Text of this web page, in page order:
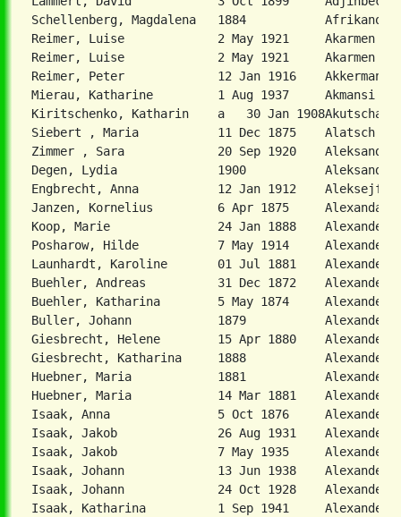
Schellenberg, Magdalena   1884
Reimer, Luise             2 May 1921     Akarmen
Reimer, Luise             2 May 1921     Akarmen
Reimer, Peter             12 Jan 1916
Mierau, Katharine         1 Aug 1937     Akmansi
Kiritschenko, Katharin    a   30 Jan
Siebert , Maria           11 Dec 1875    Alatsch
Zimmer , Sara             20 Sep 1920
Degen, Lydia              1900           Aleksandria
Engbrecht, Anna           12 Jan 1912
Janzen, Kornelius         6 Apr 1875
Koop, Marie               24 Jan 1888    Alexanderdar,
Posharow, Hilde           7 May 1914
Buehler, Andreas          31 Dec 1872    Alexanderfeld                 A3342EWZ50-D062 2860
Buehler, Katharina        5 May 1874     Alexanderfeld                 A3342EWZ50-D062 2860      geb. Keller
Buller, Johann            1879           Alexanderfeld                 A3342EWZ50-D021 0552
Giesbrecht, Helene        15 Apr 1880    Alexanderfeld                 A3342EWZ50E025 0300       geb. Rempel
Giesbrecht, Katharina     1888           Alexanderfeld                 A3342EWZ50G063 2824       geb. Neufeld
Huebner, Maria            1881           Alexanderfeld                 A3342EWZ50G063 2626       geb. Friesen
Huebner, Maria            14 Mar 1881    Alexanderfeld                 A3342EWZ50E025 0094       geb. Friesen
Isaak, Anna               5 Oct 1876     Alexanderfeld                 A3342-EWZ50-D034 0254     geb. Wiens
Isaak, Jakob              26 Aug 1931    Alexanderfeld                 A3342-EWZ50-D034 0218
Isaak, Jakob              7 May 1935     Alexanderfeld                 A3342-EWZ50-D034 0254
Isaak, Johann             13 Jun 1938    Alexanderfeld                 A3342-EWZ50-D034 0254
Isaak, Johann             24 Oct 1928    Alexanderfeld                 A3342-EWZ50-D034 0218
Isaak, Katharina          1 Sep 1941     Alexanderfeld                 A3342-EWZ50-D034 0254
Isaak, Peter              12 Feb 1938    Alexanderfeld                 A3342-EWZ50-D034 0218
Isaak, Peter              19 Dec 1939    Alexanderfeld                 A3342-EWZ50-D034 0254
Isaak, Tina               13 Jan 1935    Alexanderfeld                 A3342-EWZ50-D034 0218
Klassen, Johann           19 Dec 1924    Alexanderfeld                 A3342EWZ58-H006 0438
Klassen, Wilhelm          21 Jul 1873    Alexanderfeld                 A3342EWZ58-H006 0438
Knels, Helene             10 Sep 1899    Alexanderfeld                 A3342EWZ50-E020 2130      geb. Plett
Koehn, Aganetha           31 Mar 1903    Alexanderfeld                 A3342EWZ50E025 0080       geb. Penner
Koehn, Anna               18 Oct 1906    Alexanderfeld                 A3342EWZ50E025 0536       geb. Huebner
Koehn, David              17 Apr 1902    Alexanderfeld                 A3342EWZ50E024 2864
Koehn, David              17 Apr 1902    Alexanderfeld                 A3342EWZ50E025 0536
Koehn, David              19 Mar 1881    Alexanderfeld                 A3342EWZ50E025 0230
Koehn, David              19 Mar 1881    Alexanderfeld                 A3342EWZ50E025 0264
Koehn, David              19 Mar 1881    Alexanderfeld                 A3342EWZ50E025 0300
Koehn, David              19 Mar 1881    Alexanderfeld                 A3342EWZ50E025 0566
Koehn, David              19 Mar 1881    Alexanderfeld                 A3342EWZ50E025 0812
Koehn, David              19 Mar 1891    Alexanderfeld                 A3342EWZ50E024 2876
Koehn, Elisabeth          13 Sep 1913    Alexanderfeld                 A3342EWZ50E025 0094       geb. Huebner
Koehn, Gertrud            1 Dec 1902     Alexanderfeld                 A3342EWZ50E025 0150       geb. Janzen
Koehn, Gertrud            1 Dec 1902     Alexanderfeld                 A3342EWZ50E025 0522       geb. Janzen
Koehn, Gertrude           1 Sep 1902     Alexanderfeld                 A3342EWZ50E025 0242       geb. Janzen
Koehn, Hans               20 Aug 1925    Alexanderfeld                 A3342EWZ58-H006 0598
Koehn, Hans               20 Aug 1925    Alexanderfeld                 A3342EWZ50E025 0178
Koehn, Hans               20 Aug 1925    Alexanderfeld                 A3342EWZ50E025 0606
Koehn, Hans               10 Oct 1928    Alexanderfeld                 A3342EWZ50E025 0150
Koehn, Heinrich           7 Aug 1905     Alexanderfeld                 A3342EWZ50E024 2876
Koehn, Heinrich           7 Aug 1905     Alexanderfeld                 A3342EWZ50E025 0230
Koehn, Heinrich           7 Aug 1905     Alexanderfeld                 A3342EWZ50E025 0256
Koehn, Heinrich           11 Aug 1909    Alexanderfeld                 A3342EWZ50E025 0094
Koehn, Heinrich           2 Jun 1926     Alexanderfeld                 A3342EWZ50E025 0150
Koehn, Heinrich           2 Jun 1926     Alexanderfeld                 A3342EWZ50E025 0242
Koehn, Heinrich           2 Apr 1893     Alexanderfeld                 A3342EWZ58-H006 0428
Koehn, Heinrich           2 Apr 1893     Alexanderfeld                 A3342EWZ50E025 0390
Koehn, Heinrich           2 Apr 1893     Alexanderfeld                 A3342EWZ50E025 0622
Koehn, Heinrich           31 Dec 1929    Alexanderfeld                 A3342EWZ50E024 2876
Koehn, Heinrich           31 Dec 1929    Alexanderfeld                 A3342EWZ50E025 0256
Koehn, Helene             4 Nov 1938     Alexanderfeld                 A3342EWZ50E024 2876
Koehn, Helene             9 Feb 1942     Alexanderfeld                 A3342EWZ50E025 0322
Koehn, Helene             9 Feb 1942     Alexanderfeld                 A3342EWZ50E025 0334
Koehn, Hermann            25 Feb 1928    Alexanderfeld                 A3342EWZ50E025 0622
Koehn, Jakob              10 May 1935    Alexanderfeld                 A3342EWZ50E024 2876
Koehn, Jakob              10 May 1935    Alexanderfeld                 A3342EWZ50E025 0256
Koehn, Jakob              22 May 1918    Alexanderfeld                 A3342EWZ50E025 0322
Koehn, Jakob              22 May 1918    Alexanderfeld                 A3342EWZ50E025 0334
Koehn, Johann             1888           Alexanderfeld                 A3342EWZ58-H006 0598
Koehn, Johann             1888           Alexanderfeld